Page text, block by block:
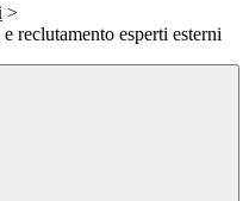
>
reclutamento esperti esterni